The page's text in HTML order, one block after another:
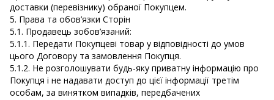
доставки (перевізнику) обраної Покупцем.
5. Права та обов’язки Сторін
5.1. Продавець зобов’язаний:
5.1.1. Передати Покупцеві товар у відповідності до умов
цього Договору та замовлення Покупця.
5.1.2. Не розголошувати будь-яку приватну інформацію про
Покупця і не надавати доступ до цієї інформації третім
особам, за винятком випадків, передбачених